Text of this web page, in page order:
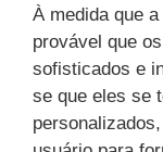
À medida que
provável que
sofisticados e
se que eles se